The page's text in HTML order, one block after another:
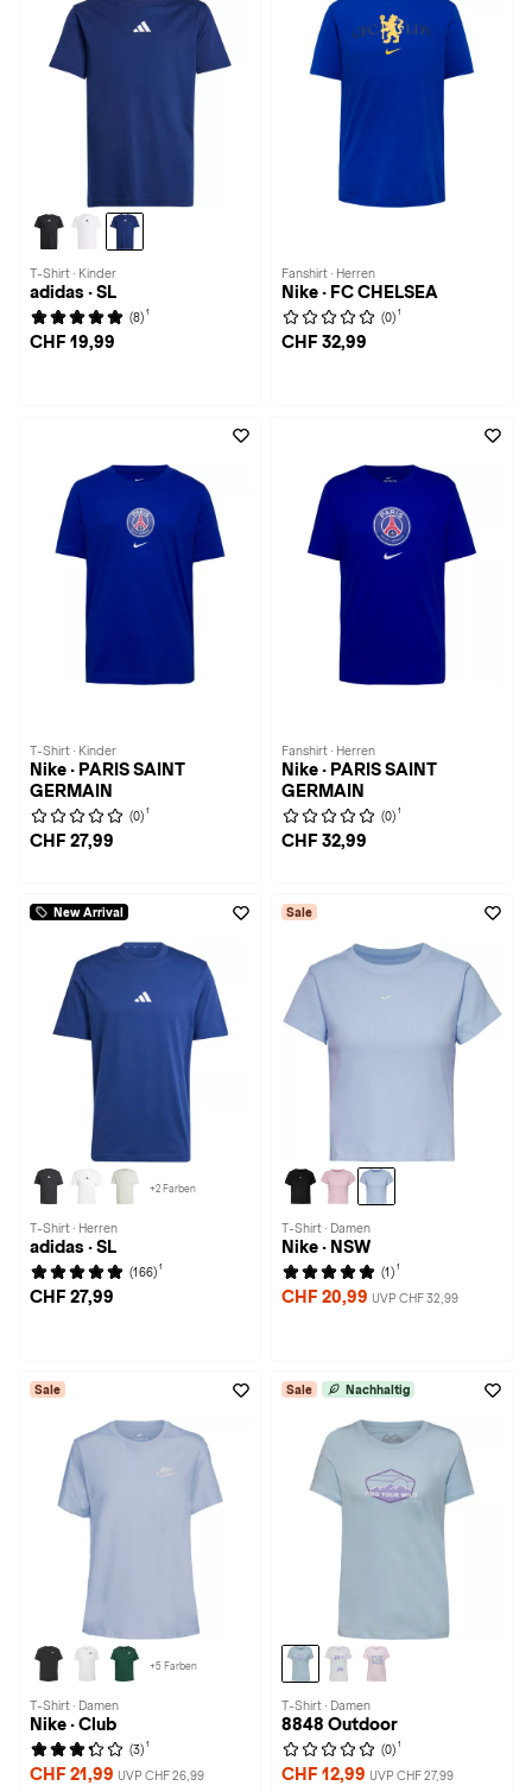
T-Shirt · Kinder
adidas · SL
(8) 1
CHF 19,99
Fanshirt · Herren
Nike · FC CHELSEA
(0) 1
CHF 32,99
T-Shirt · Kinder
Nike · PARIS SAINT
GERMAIN
(0) 1
CHF 27,99
Fanshirt · Herren
Nike · PARIS SAINT
GERMAIN
(0) 1
CHF 32,99
New Arrival
+2 Farben
T-Shirt · Herren
adidas · SL
(166) 1
CHF 27,99
Sale
T-Shirt · Damen
Nike · NSW
(1) 1
CHF 20,99 UVP CHF 32,99
Sale
+5 Farben
T-Shirt · Damen
Nike · Club
(3) 1
CHF 21,99 UVP CHF 26,99
Sale Nachhaltig
T-Shirt · Damen
8848 Outdoor
(0) 1
CHF 12,99 UVP CHF 27,99